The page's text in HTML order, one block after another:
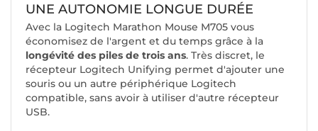
UNE AUTONOMIE LONGUE DURÉE
Avec la Logitech Marathon Mouse M705 vous
économisez de l'argent et du temps grâce à la
longévité des piles de trois ans. Très discret, le
récepteur Logitech Unifying permet d'ajouter une
souris ou un autre périphérique Logitech
compatible, sans avoir à utiliser d'autre récepteur
USB.